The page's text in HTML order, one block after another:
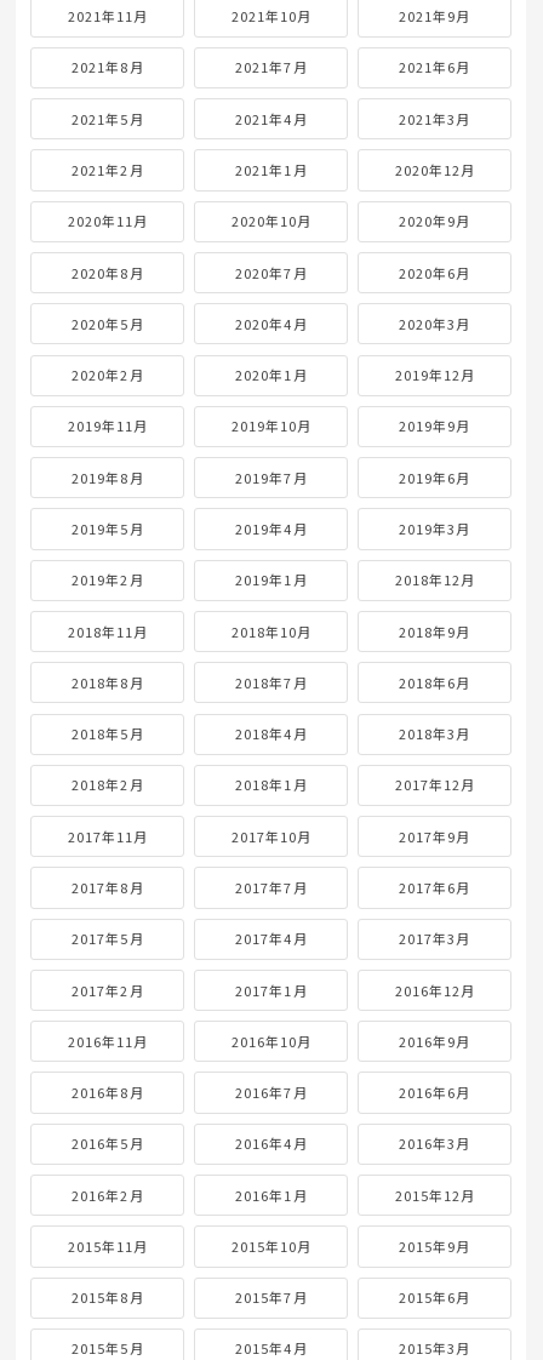
2021年11月 2021年10月 2021年9月
2021年8月 2021年7月 2021年6月
2021年5月 2021年4月 2021年3月
2021年2月 2021年1月 2020年12月
2020年11月 2020年10月 2020年9月
2020年8月 2020年7月 2020年6月
2020年5月 2020年4月 2020年3月
2020年2月 2020年1月 2019年12月
2019年11月 2019年10月 2019年9月
2019年8月 2019年7月 2019年6月
2019年5月 2019年4月 2019年3月
2019年2月 2019年1月 2018年12月
2018年11月 2018年10月 2018年9月
2018年8月 2018年7月 2018年6月
2018年5月 2018年4月 2018年3月
2018年2月 2018年1月 2017年12月
2017年11月 2017年10月 2017年9月
2017年8月 2017年7月 2017年6月
2017年5月 2017年4月 2017年3月
2017年2月 2017年1月 2016年12月
2016年11月 2016年10月 2016年9月
2016年8月 2016年7月 2016年6月
2016年5月 2016年4月 2016年3月
2016年2月 2016年1月 2015年12月
2015年11月 2015年10月 2015年9月
2015年8月 2015年7月 2015年6月
2015年5月 2015年4月 2015年3月